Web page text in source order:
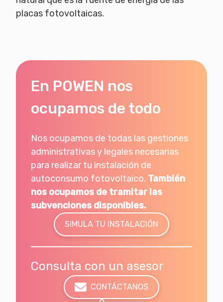
placas fotovoltaicas.
En POWEN nos
ocupamos de todo
Nos ocupamos de todas las gestiones
administrativas y legales necesarias
para realizar tu instalación de
autoconsumo fotovoltaico. También
nos ocupamos de tramitar las
subvenciones disponibles.
SIMULA TU INSTALACIÓN
Consulta con un asesor
CONTÁCTANOS